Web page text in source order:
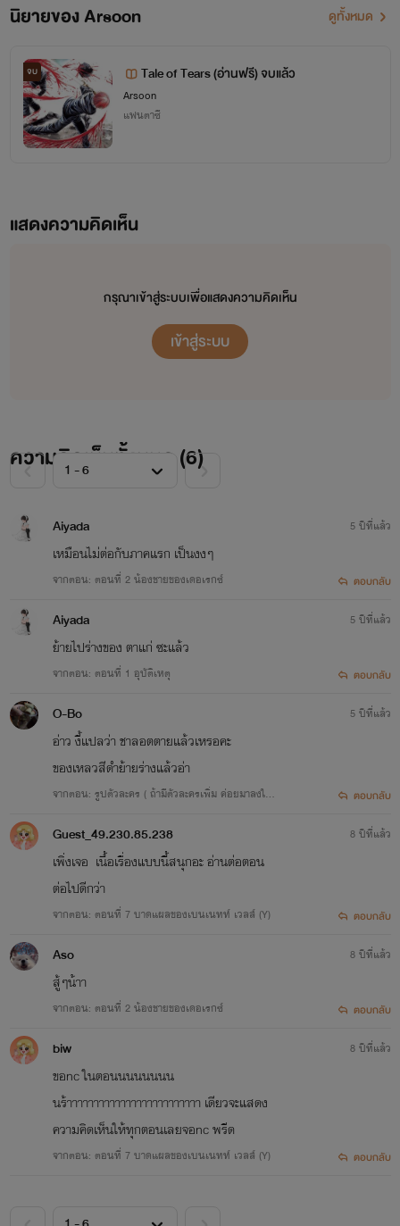
นิยายของ Arsoon ดูทั้งหมด
จบ Tale of Tears (อ่านฟรี) จบแล้ว
Arsoon
แฟนตาซี
แสดงความคิดเห็น
กรุณาเข้าสู่ระบบเพื่อแสดงความคิดเห็น
เข้าสู่ระบบ
ความคิดเห็นทั้งหมด (6)
Aiyada
เหมือนไม่ต่อกับภาคแรก เป็นงงๆ
จากตอน: ตอนที่ 2 น้องชายของเดอเรกซ์
5 ปีที่แล้ว
ตอบกลับ
Aiyada
ย้ายไปร่างของ ตาแก่ ซะแล้ว
จากตอน: ตอนที่ 1 อุบัติเหตุ
5 ปีที่แล้ว
ตอบกลับ
O-Bo
อ่าว งี้แปลว่า ชาลอตตายแล้วเหรอคะ
ของเหลวสีดำย้ายร่างแล้วอ่า
จากตอน: รูปตัวละคร ( ถ้ามีตัวละครเพิ่ม ค่อยมาลงใน
5 ปีที่แล้ว
ตอบกลับ
Guest_49.230.85.238
เพิ่งเจอ เนื้อเรื่องแบบนี้สนุกอะ อ่านต่อตอน
ต่อไปดีกว่า
จากตอน: ตอนที่ 7 บาดแผลของเบนเนทท์ เวลส์ (Y)
8 ปีที่แล้ว
ตอบกลับ
Aso
สู้ๆน้าา
จากตอน: ตอนที่ 2 น้องชายของเดอเรกซ์
8 ปีที่แล้ว
ตอบกลับ
biw
ขอnc ในตอนนนนนนนน
นร้าาาาาาาาาาาาาาาาาาาาาาาาา เดียวจะแสดง
ความคิดเห็นให้ทุกตอนเลยจอnc พรีด
จากตอน: ตอนที่ 7 บาดแผลของเบนเนทท์ เวลส์ (Y)
8 ปีที่แล้ว
ตอบกลับ